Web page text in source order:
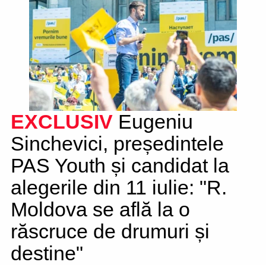
EXCLUSIV Eugeniu
Sinchevici, președintele
PAS Youth și candidat la
alegerile din 11 iulie: "R.
Moldova se află la o
răscruce de drumuri și
destine"